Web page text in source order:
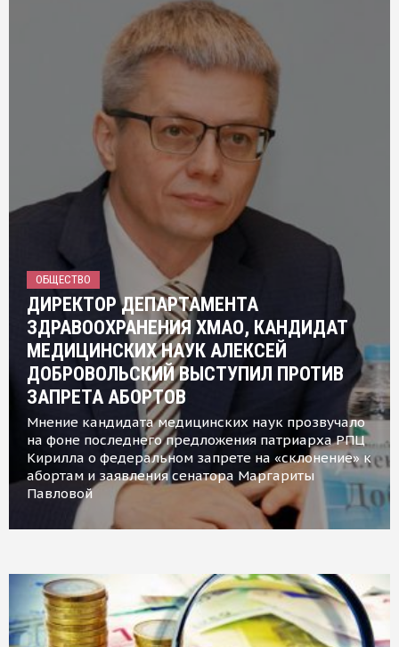
ОБЩЕСТВО
ДИРЕКТОР ДЕПАРТАМЕНТА
ЗДРАВООХРАНЕНИЯ ХМАО, КАНДИДАТ
МЕДИЦИНСКИХ НАУК АЛЕКСЕЙ
ДОБРОВОЛЬСКИЙ ВЫСТУПИЛ ПРОТИВ
ЗАПРЕТА АБОРТОВ
Мнение кандидата медицинских наук прозвучало
на фоне последнего предложения патриарха РПЦ
Кирилла о федеральном запрете на «склонение» к
абортам и заявления сенатора Маргариты
Павловой